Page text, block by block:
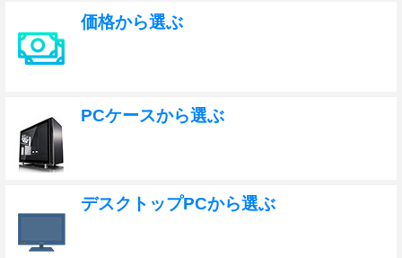
価格から選ぶ
PCケースから選ぶ
デスクトップPCから選ぶ